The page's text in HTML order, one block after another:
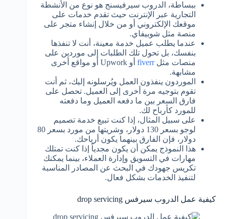
ببساطة، الدروب سيرفيسنج هو نوع من الأنشطة
التجارية عبر الإنترنت حيث تقدم خدمات على
موقعك الإلكتروني أو من خلال إنشاء متجر على
منصة مثل شوبيفاي.
عندما يطلب عميل خدمة معينة، أنت لا تنفذها
بنفسك، بل تحول تلك الطلبات إلى موردين على
منصات مثلfiverr
أو Upwork أو مواقع أخرى
مشابهة.
الموردون ينفذون العمل ويُرسلونه إليك، ثم أنت
تقوم بتوجيه مرة أخرى إلى العميل. تحصل على
فارق السعر بين ما دفعه العميل وما دفعته
للمورد كأرباح لك.
على سبيل المثال، إذا كنت تبيع خدمة تصميم
لوجو بسعر 130 دولار، وشريتها من مورد بسعر 80
دولار، فإن الفارق بينهما يكون أرباحك.
هذا النموذج يمكن أن يكون مجدياً إذا كنت تمتلك
مهارات في التسويق وإدارة العملاء، بينما يمكنك
تكريس جهودك في البحث عن المصادر المناسبة
لتنفيذ الخدمات بشكل فعال.
كيفية عمل الدروب سيرفس drop servicing